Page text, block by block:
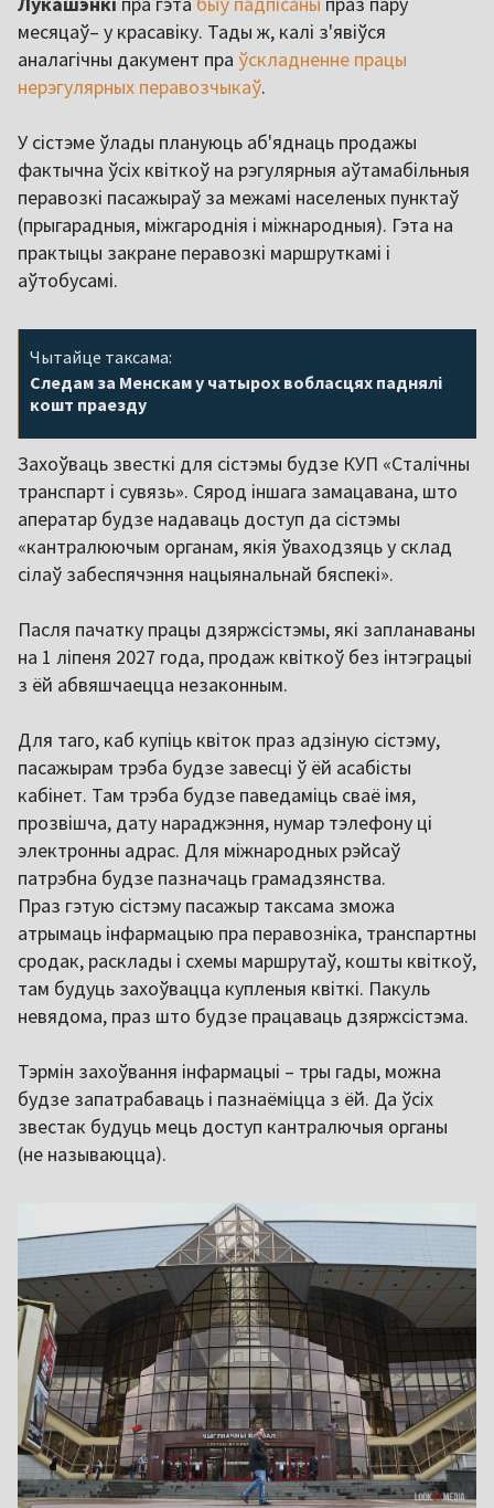
месяцаў– у красавіку. Тады ж, калі з'явіўся
аналагічны дакумент пра ўскладненне працы
нерэгулярных перавозчыкаў.
У сістэме ўлады плануюць аб'яднаць продажы
фактычна ўсіх квіткоў на рэгулярныя аўтамабільныя
перавозкі пасажыраў за межамі населеных пунктаў
(прыгарадныя, міжгароднія і міжнародныя). Гэта на
практыцы закране перавозкі маршруткамі і
аўтобусамі.
Чытайце таксама:
Следам за Менскам у чатырох вобласцях паднялі
кошт праезду
Захоўваць звесткі для сістэмы будзе КУП «Сталічны
транспарт і сувязь». Сярод іншага замацавана, што
аператар будзе надаваць доступ да сістэмы
«кантралюючым органам, якія ўваходзяць у склад
сілаў забеспячэння нацыянальнай бяспекі».
Пасля пачатку працы дзяржсістэмы, які запланаваны
на 1 ліпеня 2027 года, продаж квіткоў без інтэграцыі
з ёй абвяшчаецца незаконным.
Для таго, каб купіць квіток праз адзіную сістэму,
пасажырам трэба будзе завесці ў ёй асабісты
кабінет. Там трэба будзе паведаміць сваё імя,
прозвішча, дату нараджэння, нумар тэлефону ці
электронны адрас. Для міжнародных рэйсаў
патрэбна будзе пазначаць грамадзянства.
Праз гэтую сістэму пасажыр таксама зможа
атрымаць інфармацыю пра перавозніка, транспартны
сродак, расклады і схемы маршрутаў, кошты квіткоў,
там будуць захоўвацца купленыя квіткі. Пакуль
невядома, праз што будзе працаваць дзяржсістэма.
Тэрмін захоўвання інфармацыі – тры гады, можна
будзе запатрабаваць і пазнаёміцца з ёй. Да ўсіх
звестак будуць мець доступ кантралючыя органы
(не называюцца).